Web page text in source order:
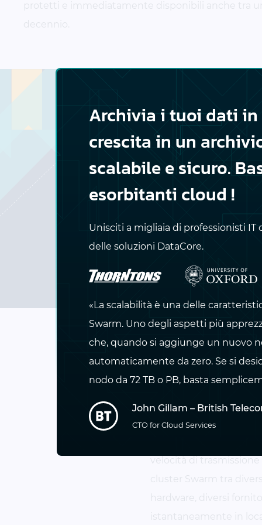
protetti e immediatamente disponibili anche tra
decennio.
Il sistema
DataCore
Swarm: la
per i backup
Trasforma facilmente i
velocità di
cluster Swarm tra
hardware, diversi
istantaneamente in
Archivia i tuoi dati
crescita in un
scalabile e sicuro.
esorbitanti cloud !
Unisciti a migliaia di professionisti
delle soluzioni DataCore.
«La scalabilità è una delle
Swarm. Uno degli aspetti più
che, quando si aggiunge un nuovo
automaticamente da zero. Se si
nodo da 72 TB o PB, basta
John Gillam – British
CTO for Cloud Services